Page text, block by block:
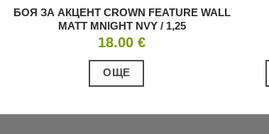
БОЯ ЗА АКЦЕНТ CROWN FEATURE WALL
MATT MNIGHT NVY / 1,25
18.00€
ОЩЕ